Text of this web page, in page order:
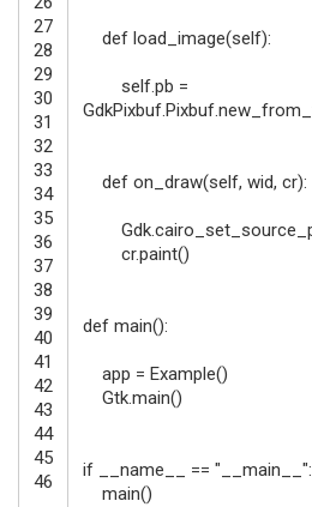
27
28
29
30
31
32
33
34
35
36
37
38
39
40
41
42
43
44
45
46
def load_image(self):
self.pb =
GdkPixbuf.Pixbuf.
def on_draw(self, wid, cr):
Gdk.
cr.paint()
def main():
app = Example()
Gtk.main()
if __name__ == "__main__":
main()